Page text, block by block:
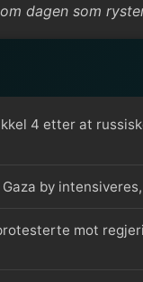
dagen som
4 etter at
by
mot